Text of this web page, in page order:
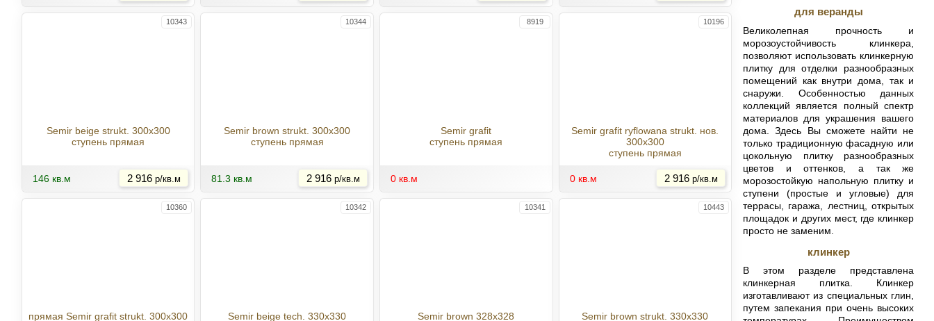
10343
Semir beige strukt. 300x300
ступень прямая
146 кв.м 2 916р/кв.м
10344
Semir brown strukt. 300x300
ступень прямая
81.3 кв.м 2 916р/кв.м
8919
Semir grafit
ступень прямая
0 кв.м
10196
Semir grafit ryflowana strukt. нов.
300x300
ступень прямая
0 кв.м 2 916р/кв.м
10360
прямая Semir grafit strukt. 300x300
10342
Semir beige tech. 330x330
10341
Semir brown 328x328
10443
Semir brown strukt. 330x330
для веранды
Великолепная прочность и
морозоустойчивость клинкера,
позволяют использовать клинкерную
плитку для отделки разнообразных
помещений как внутри дома, так и
снаружи. Особенностью данных
коллекций является полный спектр
материалов для украшения вашего
дома. Здесь Вы сможете найти не
только традиционную фасадную или
цокольную плитку разнообразных
цветов и оттенков, а так же
морозостойкую напольную плитку и
ступени (простые и угловые) для
террасы, гаража, лестниц, открытых
площадок и других мест, где клинкер
просто не заменим.
клинкер
В этом разделе представлена
клинкерная плитка. Клинкер
изготавливают из специальных глин,
путем запекания при очень высоких